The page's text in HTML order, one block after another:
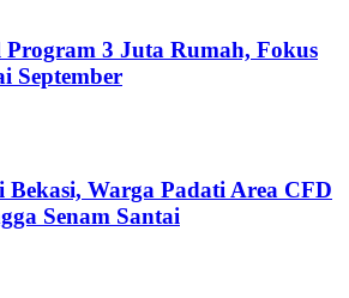
3 Juta Rumah, Fokus
September
Bekasi, Warga Padati Area CFD
Senam Santai